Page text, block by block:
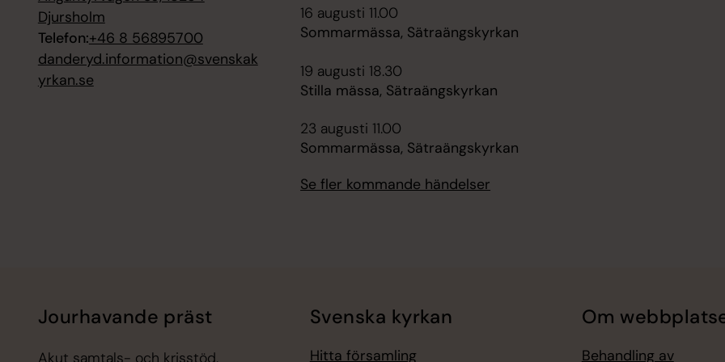
Djursholm
Telefon:+46 8 56895700
danderyd.information@svenskak
yrkan.se
16 augusti 11.00
Sommarmässa, Sätraängskyrkan
19 augusti 18.30
Stilla mässa, Sätraängskyrkan
23 augusti 11.00
Sommarmässa, Sätraängskyrkan
Se fler kommande händelser
Jourhavande präst Svenska kyrkan
Hitta församling
Om
Behandling av